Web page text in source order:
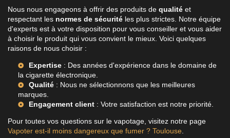
Nous nous engageons à offrir des produits de qualité et
respectant les normes de sécurité les plus strictes. Notre équipe
d'experts est à votre disposition pour vous conseiller et vous aider
à choisir le produit qui vous convient le mieux. Voici quelques
raisons de nous choisir :
Expertise : Des années d'expérience dans le domaine de
la cigarette électronique.
Qualité : Nous ne sélectionnons que les meilleures
marques.
Engagement client : Votre satisfaction est notre priorité.
Pour toutes vos questions sur le vapotage, visitez notre page
Vapoter est-il moins dangereux que fumer ? Toulouse